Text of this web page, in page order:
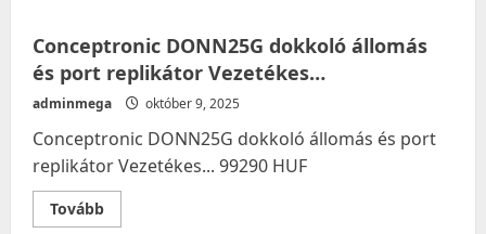
Conceptronic DONN25G dokkoló állomás
és port replikátor Vezetékes…
adminmega október 9, 2025
Conceptronic DONN25G dokkoló állomás és port
replikátor Vezetékes... 99290 HUF
TovábbRead
more